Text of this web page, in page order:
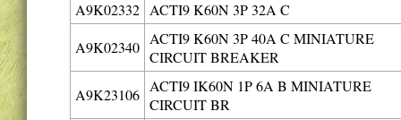
A9K02332 ACTI9 K60N 3P 32A C
A9K02340 ACTI9 K60N 3P 40A C MINIATURE
CIRCUIT BREAKER
A9K23106 ACTI9 IK60N 1P 6A B MINIATURE
CIRCUIT BR